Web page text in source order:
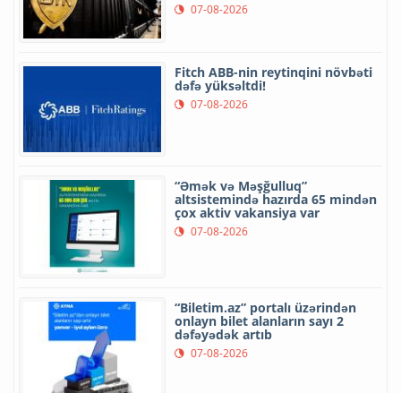
07-08-2026
Fitch ABB-nin reytinqini növbəti
dəfə yüksəltdi!
07-08-2026
“Əmək və Məşğulluq”
altsistemində hazırda 65 mindən
çox aktiv vakansiya var
07-08-2026
“Biletim.az” portalı üzərindən
onlayn bilet alanların sayı 2
dəfəyədək artıb
07-08-2026